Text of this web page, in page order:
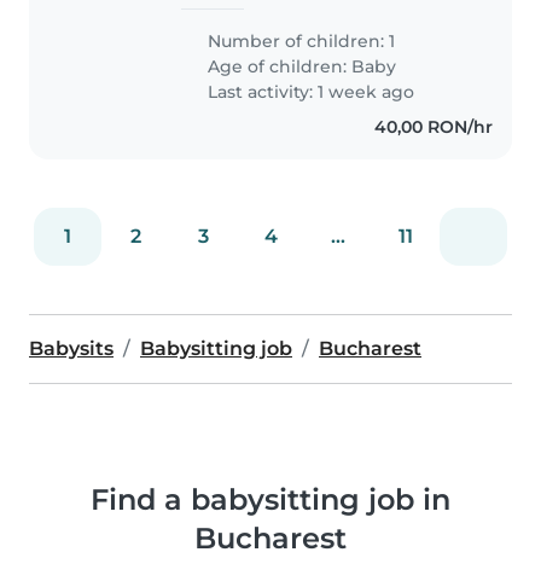
Dragostea pentru copii și
abilitatea de a transforma orice
moment într-o joacă sunt
calități..
Number of children: 1
Age of children: Baby
Last activity: 1 week ago
40,00 RON/hr
1 2 3 4 ... 11
Babysits Babysitting job Bucharest
Find a babysitting job in
Bucharest